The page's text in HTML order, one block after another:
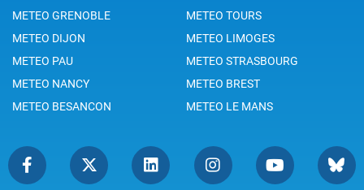
METEO GRENOBLE
METEO TOURS
METEO DIJON
METEO LIMOGES
METEO PAU
METEO STRASBOURG
METEO NANCY
METEO BREST
METEO BESANCON
METEO LE MANS